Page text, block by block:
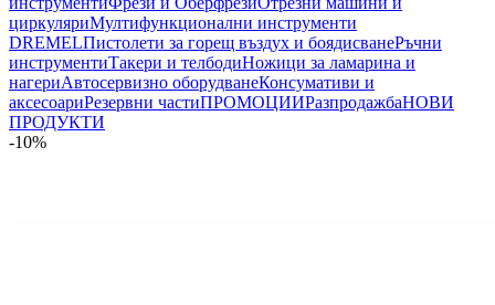
циркуляриМултифункционални инструменти
DREMELПистолети за горещ въздух и боядисванеРъчни
инструментиТакери и телбодиНожици за ламарина и
нагериАвтосервизно оборудванеКонсумативи и
аксесоариРезервни частиПРОМОЦИИРазпродажбаНОВИ
ПРОДУКТИ
-10%